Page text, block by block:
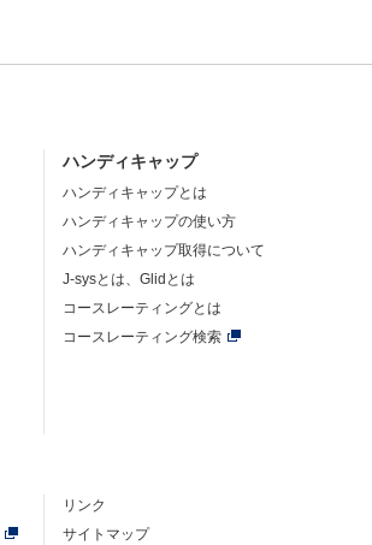
ハンディキャップ
ハンディキャップとは
ハンディキャップの使い方
ハンディキャップ取得について
J-sysとは、Glidとは
コースレーティングとは
コースレーティング検索
リンク
サイトマップ